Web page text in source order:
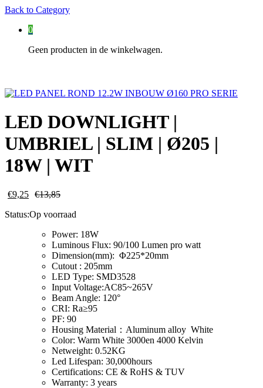
Back to Category
0
Geen producten in de winkelwagen.
LED DOWNLIGHT |
UMBRIEL | SLIM | Ø205 |
18W | WIT
€9,25 €13,85
Status:Op voorraad
Power: 18W
Luminous Flux: 90/100 Lumen pro watt
Dimension(mm): Φ225*20mm
Cutout : 205mm
LED Type: SMD3528
Input Voltage:AC85~265V
Beam Angle: 120°
CRI: Ra≥95
PF: 90
Housing Material：Aluminum alloy White
Color: Warm White 3000en 4000 Kelvin
Netweight: 0.52KG
Led Lifespan: 30,000hours
Certifications: CE & RoHS & TUV
Warranty: 3 years